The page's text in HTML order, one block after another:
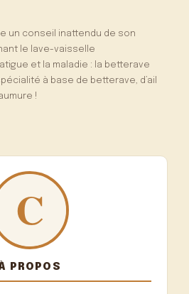
un conseil inattendu de son
le lave-vaisselle
et la maladie : la betterave
à base de betterave, d’ail
!
PROPOS